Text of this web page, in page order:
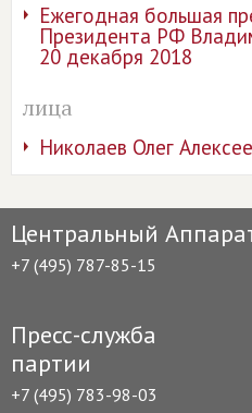
Ежегодная большая
Президента РФ
20 декабря 2018
лица
Николаев Олег
Центральный
+7 (495) 787-85-15
Пресс-служба
партии
+7 (495) 783-98-03